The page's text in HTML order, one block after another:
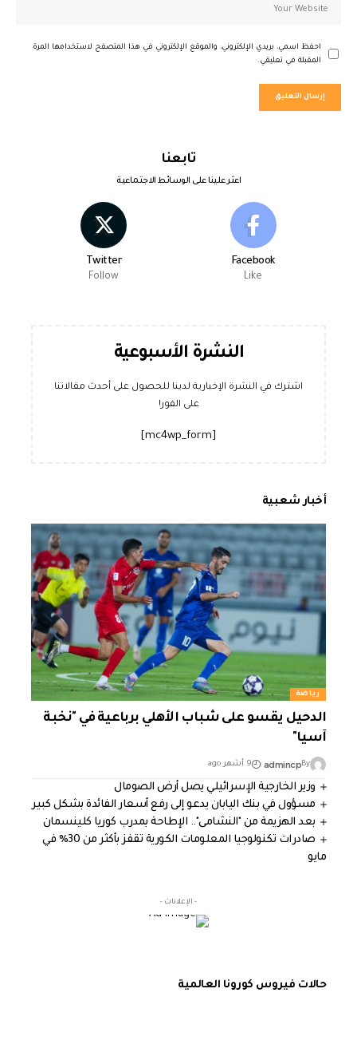
احفظ اسمي، بريدي الإلكتروني، والموقع الإلكتروني في هذا المتصفح لاستخدامها المرة
المقبلة في تعليقي.
تابعنا
اعثر علينا على الوسائط الاجتماعية
Facebook
Like
Twitter
Follow
النشرة الأسبوعية
اشترك في النشرة الإخبارية لدينا للحصول على أحدث مقالاتنا
على الفور!
أخبار شعبية
رياضة
الدحيل يقسو على شباب الأهلي برباعية في "نخبة
آسيا"
By
admincp 9 أشهر ago
وزير الخارجية الإسرائيلي يصل أرض الصومال
مسؤول في بنك اليابان يدعو إلى رفع أسعار الفائدة بشكل كبير
بعد الهزيمة من "النشامى".. الإطاحة بمدرب كوريا كلينسمان
صادرات تكنولوجيا المعلومات الكورية تقفز بأكثر من 30% في
مايو
- الإعلانات -
حالات فيروس كورونا العالمية